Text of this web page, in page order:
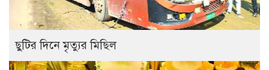
ছুটির দিনে মৃত্যুর মিছিল